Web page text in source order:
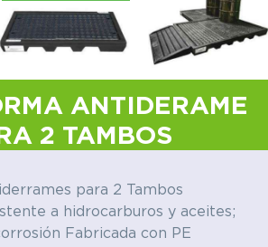
ANTIDERAME
2 TAMBOS
para 2 Tambos
a hidrocarburos y aceites;
Fabricada con PE